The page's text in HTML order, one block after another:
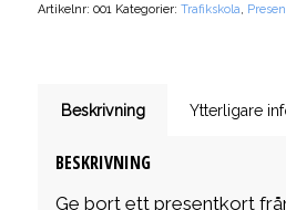
Artikelnr: 001 Kategorier: Trafikskola,
Beskrivning Ytterligare
BESKRIVNING
Ge bort ett presentkort